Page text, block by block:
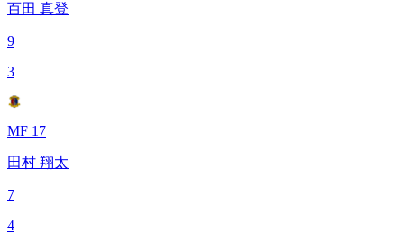
百田 真登
9
3
MF 17
田村 翔太
7
4